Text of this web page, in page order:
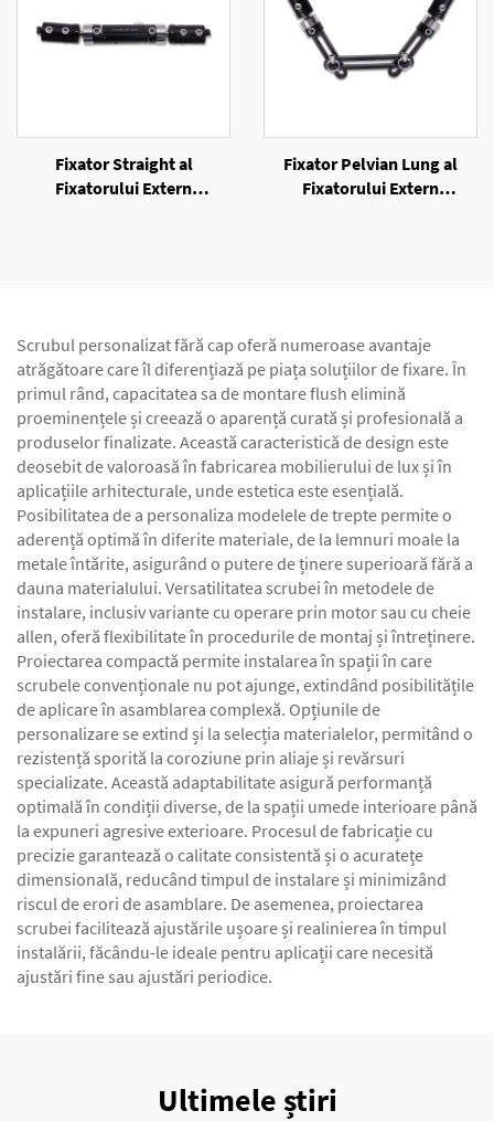
Fixator Straight al
Fixatorului Extern
Fixator Pelvian Lung al
Fixatorului Extern
Scrubul personalizat fără cap oferă numeroase avantaje
atrăgătoare care îl diferențiază pe piața soluțiilor de fixare. În
primul rând, capacitatea sa de montare flush elimină
proeminențele și creează o aparență curată și profesională a
produselor finalizate. Această caracteristică de design este
deosebit de valoroasă în fabricarea mobilierului de lux și în
aplicațiile arhitecturale, unde estetica este esențială.
Posibilitatea de a personaliza modelele de trepte permite o
aderență optimă în diferite materiale, de la lemnuri moale la
metale întărite, asigurând o putere de ținere superioară fără a
dauna materialului. Versatilitatea scrubei în metodele de
instalare, inclusiv variante cu operare prin motor sau cu cheie
allen, oferă flexibilitate în procedurile de montaj și întreținere.
Proiectarea compactă permite instalarea în spații în care
scrubele convenționale nu pot ajunge, extindând posibilitățile
de aplicare în asamblarea complexă. Opțiunile de
personalizare se extind și la selecția materialelor, permitând o
rezistență sporită la coroziune prin aliaje și revărsuri
specializate. Această adaptabilitate asigură performanță
optimală în condiții diverse, de la spații umede interioare până
la expuneri agresive exterioare. Procesul de fabricație cu
precizie garantează o calitate consistentă și o acuratețe
dimensională, reducând timpul de instalare și minimizând
riscul de erori de asamblare. De asemenea, proiectarea
scrubei facilitează ajustările ușoare și realinierea în timpul
instalării, făcându-le ideale pentru aplicații care necesită
ajustări fine sau ajustări periodice.
Ultimele știri